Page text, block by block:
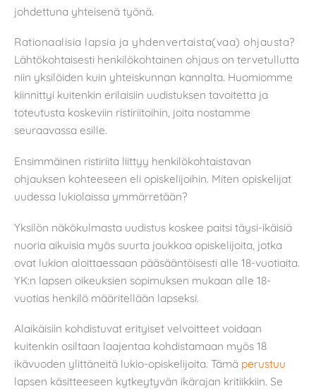
johdettuna yhteisenä työnä.
Rationaalisia lapsia ja yhdenvertaista(vaa) ohjausta?
Lähtökohtaisesti henkilökohtainen ohjaus on tervetullutta
niin yksilöiden kuin yhteiskunnan kannalta. Huomiomme
kiinnittyi kuitenkin erilaisiin uudistuksen tavoitetta ja
toteutusta koskeviin ristiriitoihin, joita nostamme
seuraavassa esille.
Ensimmäinen ristiriita liittyy henkilökohtaistavan
ohjauksen kohteeseen eli opiskelijoihin. Miten opiskelijat
uudessa lukiolaissa ymmärretään?
Yksilön näkökulmasta uudistus koskee paitsi täysi-ikäisiä
nuoria aikuisia myös suurta joukkoa opiskelijoita, jotka
ovat lukion aloittaessaan pääsääntöisesti alle 18-vuotiaita.
YK:n lapsen oikeuksien sopimuksen mukaan alle 18-
vuotias henkilö määritellään lapseksi.
Alaikäisiin kohdistuvat erityiset velvoitteet voidaan
kuitenkin osiltaan laajentaa kohdistamaan myös 18
ikävuoden ylittäneitä lukio-opiskelijoita. Tämä perustuu
lapsen käsitteeseen kytkeytyvän ikärajan kritiikkiin. Se